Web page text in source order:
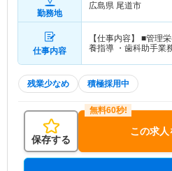
勤務地
広島県 尾道市
仕事内容
【仕事内容】 ■管理
養指導 ・歯科助手業
残業少なめ 積極採用中
保存する
この求人